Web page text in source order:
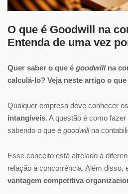
O que é Goodwill na
Entenda de uma vez
Quer saber o que é goodwill na
calculá-lo? Veja neste artigo o
Qualquer empresa deve conhecer os
intangíveis. A questão é como
sabendo o que é goodwill na
Esse conceito está atrelado à
relação à concorrência. Além disso,
vantagem competitiva